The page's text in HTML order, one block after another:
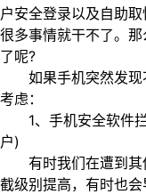
户安全登录以及自助
很多事情就干不了。
了呢?
如果手机突然发现
考虑：
1、手机安全软件拦
户)
有时我们在遭到其
截级别提高，有时也